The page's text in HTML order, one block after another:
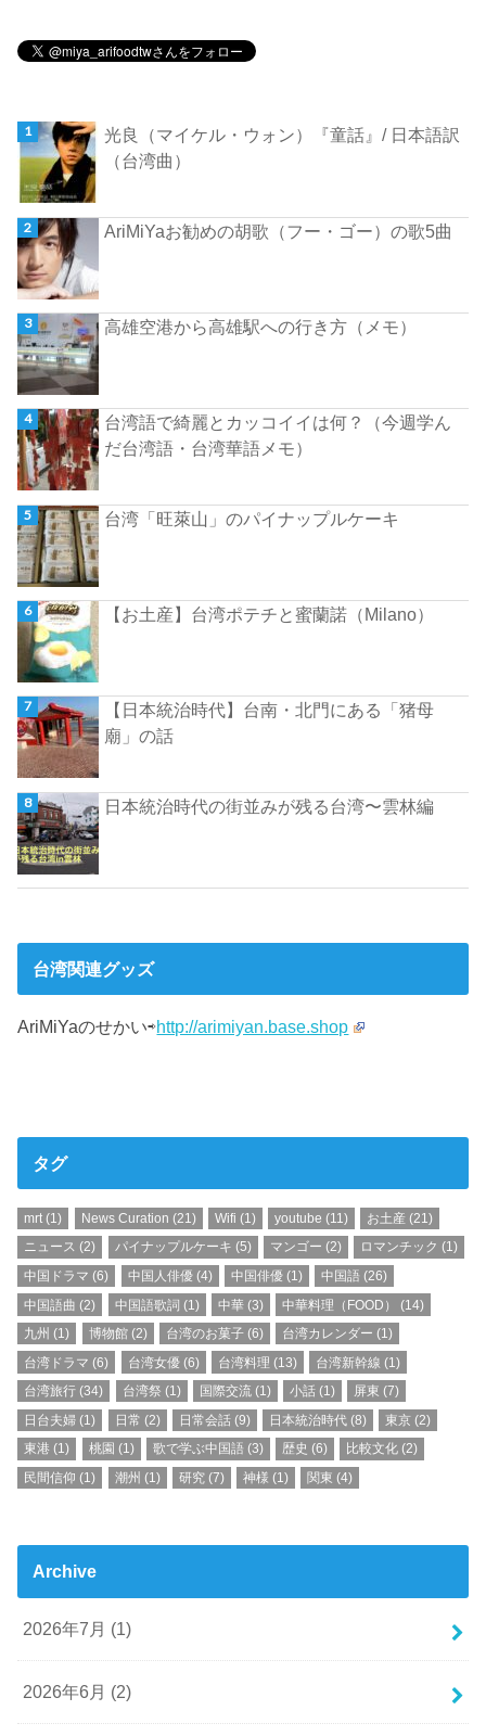
光良（マイケル・ウォン）『童話』/ 日本語訳
（台湾曲）
AriMiYaお勧めの胡歌（フー・ゴー）の歌5曲
高雄空港から高雄駅への行き方（メモ）
台湾語で綺麗とカッコイイは何？（今週学ん
だ台湾語・台湾華語メモ）
台湾「旺萊山」のパイナップルケーキ
【お土産】台湾ポテチと蜜蘭諾（Milano）
【日本統治時代】台南・北門にある「猪母
廟」の話
日本統治時代の街並みが残る台湾〜雲林編
台湾関連グッズ
AriMiYaのせかい⇨http://arimiyan.base.shop
タグ
mrt (1) News Curation (21) Wifi (1) youtube (11) お土産 (21)
ニュース (2) パイナップルケーキ (5) マンゴー (2) ロマンチック (1)
中国ドラマ (6) 中国人俳優(4) 中国俳優(1) 中国語 (26)
中国語曲 (2) 中国語歌詞 (1) 中華(3) 中華料理（FOOD）
(14)
九州 (1) 博物館(2) 台湾のお菓子(6) 台湾カレンダー (1)
台湾ドラマ (6) 台湾女優(6) 台湾料理 (13) 台湾新幹線 (1)
台湾旅行 (34) 台湾祭 (1) 国際交流(1) 小話 (1) 屏東 (7)
日台夫婦 (1) 日常 (2) 日常会話(9) 日本統治時代 (8) 東京 (2)
東港 (1) 桃園 (1) 歌で学ぶ中国語 (3) 歴史 (6) 比較文化 (2)
民間信仰 (1) 潮州 (1) 研究(7) 神様 (1) 関東 (4)
Archive
2026年7月 (1)
2026年6月 (2)